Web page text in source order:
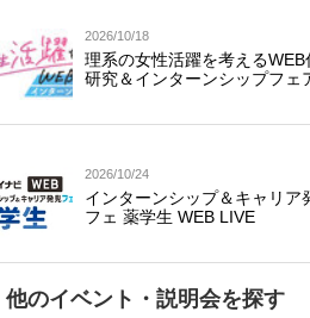
2026/10/18
理系の女性活躍を考えるWEB
研究＆インターンシップフェ
2026/10/24
インターンシップ＆キャリア
フェ 薬学生 WEB LIVE
他のイベント・説明会を探す